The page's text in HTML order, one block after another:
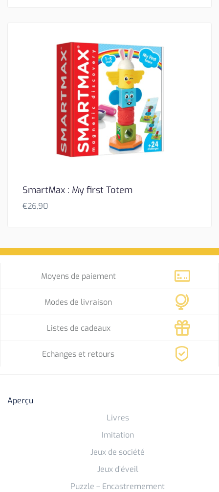
SmartMax : My first Totem
€26,90
Moyens de paiement
Modes de livraison
Listes de cadeaux
Echanges et retours
Aperçu
Livres
Imitation
Jeux de société
Jeux d’éveil
Puzzle – Encastremement